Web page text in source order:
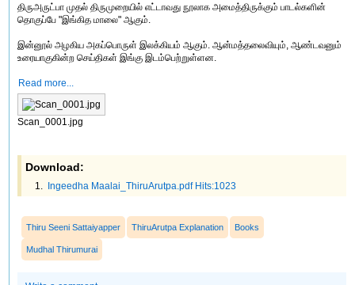
திருஅருட்பா முதல் திருமுறையில் எட்டாவது நூலாக அமைத்திருக்கும் பாடல்களின்
தொகுப்பே "இங்கித மாலை" ஆகும்.
இன்னூல் அழகிய அகப்பொருள் இலக்கியம் ஆகும். ஆன்மத்தலைவியும், ஆண்டவனும்
உரையாகுகின்ற செய்திகள் இங்கு இடம்பெற்றுள்ளன.
Read more...
Scan_0001.jpg
Download:
Ingeedha Maalai_ThiruArutpa.pdf Hits:1023
Thiru Seeni Sattaiyapper ThiruArutpa Explanation Books
Mudhal Thirumurai